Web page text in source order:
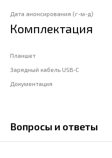
Дата анонсирования (г-м-д)
Комплектация
Планшет
Зарядный кабель USB‑C
Документация
Вопросы и ответы